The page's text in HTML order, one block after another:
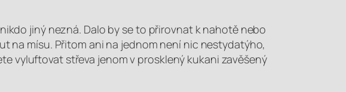
jiný nezná. Dalo by se to přirovnat k nahotě nebo
na mísu. Přitom ani na jednom není nic nestydatýho,
vyluftovat střeva jenom v prosklený kukani zavěšený